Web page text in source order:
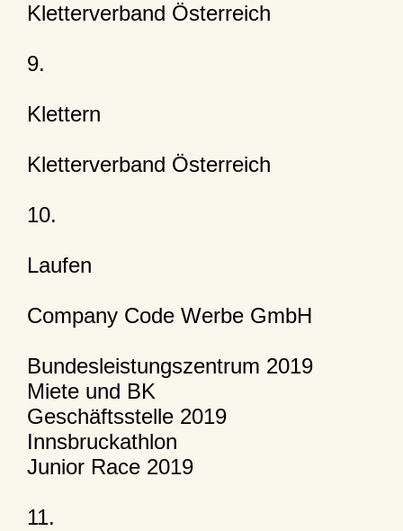
Kletterverband Österreich
9.
Klettern
Kletterverband Österreich
10.
Laufen
Company Code Werbe GmbH
Bundesleistungszentrum 2019
Miete und BK
Geschäftsstelle 2019
Innsbruckathlon
Junior Race 2019
11.